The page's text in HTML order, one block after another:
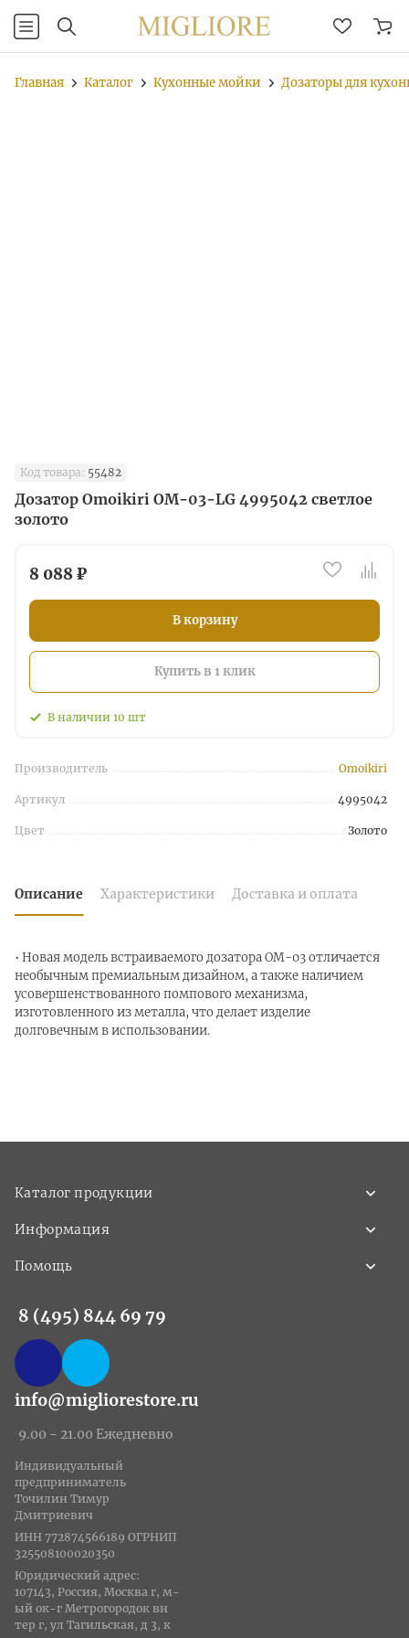
Главная Каталог Кухонные мойки Дозаторы для
Код товара: 55482
Дозатор Omoikiri OM-03-LG 4995042 светлое
золото
8 088 ₽
В корзину
Купить в 1 клик
В наличии 10 шт
Производитель Omoikiri
Артикул 4995042
Цвет Золото
Описание Характеристики Доставка и оплата
• Новая модель встраиваемого дозатора OM-03 отличается
необычным премиальным дизайном, а также наличием
усовершенствованного помпового механизма,
изготовленного из металла, что делает изделие
долговечным в использовании.
Каталог продукции
Информация
Помощь
8 (495) 844 69 79
info@migliorestore.ru
9.00 - 21.00 Ежедневно
Индивидуальный
предприниматель
Точилин Тимур
Дмитриевич
ИНН 772874566189 ОГРНИП
325508100020350
Юридический адрес:
107143, Россия, Москва г, м-
ый ок-г Метрогородок вн
тер г, ул Тагильская, д 3, к